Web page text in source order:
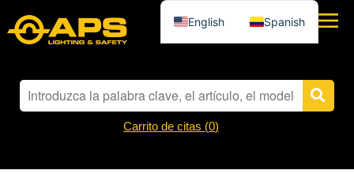
Carrito de citas (0)
English Spanish